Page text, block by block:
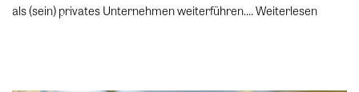
als (sein) privates Unternehmen weiterführen.…Weiterlesen